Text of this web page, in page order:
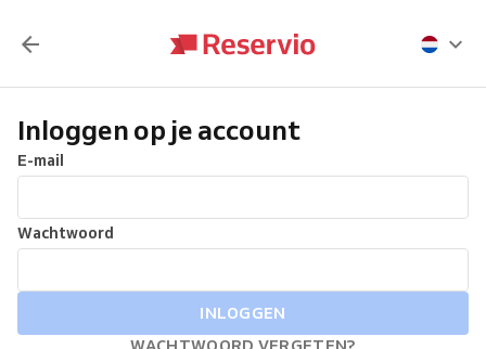
Inloggen op je account
E-mail
Wachtwoord
INLOGGEN